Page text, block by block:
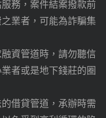
務，案件結案撥款前
業者，可能為詐騙集
資管道時，請勿聽信
者或是地下錢莊的圈
借貸管道，承辦時需